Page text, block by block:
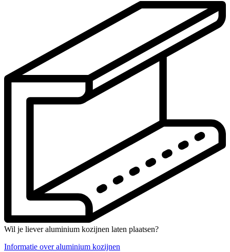
Wil je liever aluminium kozijnen laten plaatsen?
Informatie over aluminium kozijnen